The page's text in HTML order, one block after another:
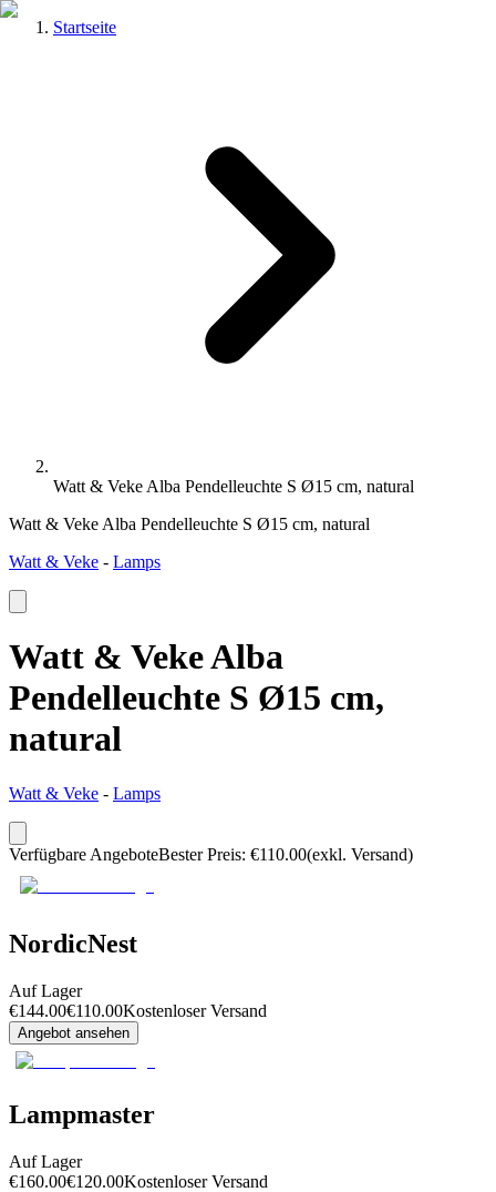
Startseite
Watt & Veke Alba Pendelleuchte S Ø15 cm, natural
Watt & Veke Alba Pendelleuchte S Ø15 cm, natural
Watt & Veke - Lamps
Watt & Veke Alba
Pendelleuchte S Ø15 cm,
natural
Watt & Veke - Lamps
Verfügbare AngeboteBester Preis: €110.00(exkl. Versand)
NordicNest
Auf Lager
€144.00€110.00Kostenloser Versand
Angebot ansehen
Lampmaster
Auf Lager
€160.00€120.00Kostenloser Versand